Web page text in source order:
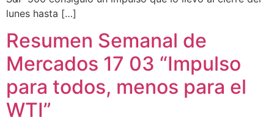
lunes hasta […]
Resumen Semanal de
Mercados 17 03 “Impulso
para todos, menos para el
WTI”